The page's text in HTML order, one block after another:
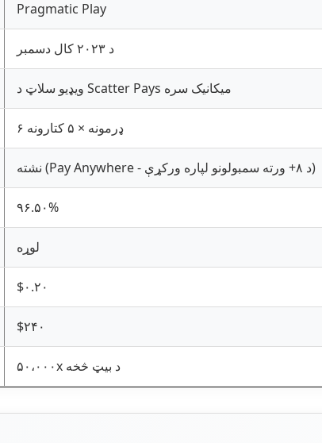
Pragmatic Play
د ۲۰۲۳ کال دسمبر
ویډیو سلاټ د Scatter Pays میکانیک سره
۶ ډرمونه × ۵ کتارونه
نشته (Pay Anywhere - د ۸+ ورته سمبولونو لپاره ورکړې)
۹۶.۵۰%
لوړه
$۰.۲۰
$۲۴۰
۵۰،۰۰۰x د بیټ څخه